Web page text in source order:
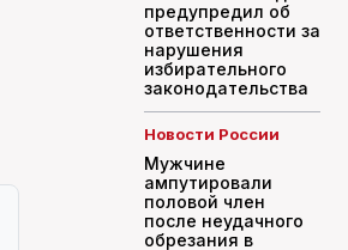
предупредил об
ответственности за
нарушения
избирательного
законодательства
Новости России
Мужчине
ампутировали
половой член
после неудачного
обрезания в